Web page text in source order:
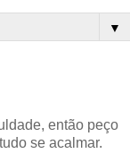
▼
então peço
se acalmar.